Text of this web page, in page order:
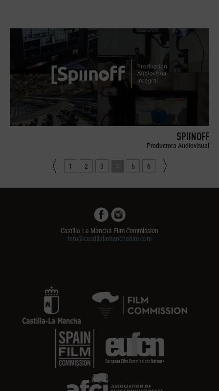
SPIINOFF
Productora Audiovisual
1 2 3 4 5 6
Castilla-La Mancha Film Commission
info@castillalamanchafilm.com